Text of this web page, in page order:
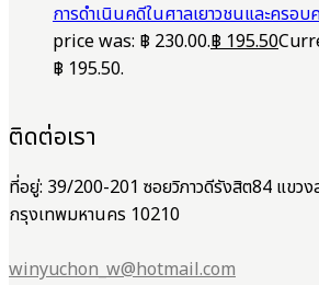
การดำเนินคดีในศาลเยาวชนและครอบ
price was: ฿ 230.00.฿195.50
฿ 195.50.
ติดต่อเรา
ที่อยู่: 39/200-201 ซอยวิภาวดีรังสิต84 แขว
กรุงเทพมหานคร 10210
winyuchon_w@hotmail.com